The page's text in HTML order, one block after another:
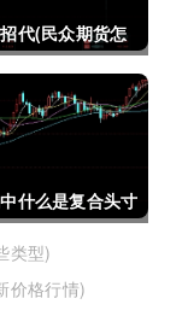
代(民众期货怎
什么是复合头寸
什么是复合头
类型)
价格行情)